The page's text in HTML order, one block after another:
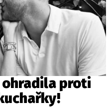
ohradila proti